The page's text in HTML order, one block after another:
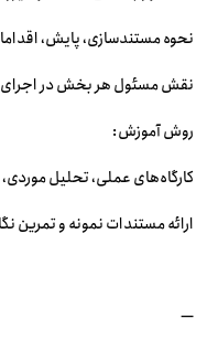
نحوه مستندسازی، پایش،
نقش مسئول هر بخش در اجرای
روش آموزش:
کارگاه‌های عملی، تحلیل
ارائه مستندات نمونه و تمرین
—